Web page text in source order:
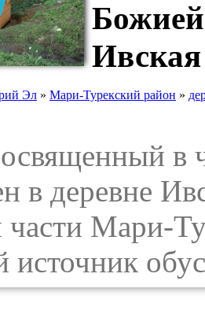
Эл » Мари-Турекский район »
в
в деревне
части Мари-
источник